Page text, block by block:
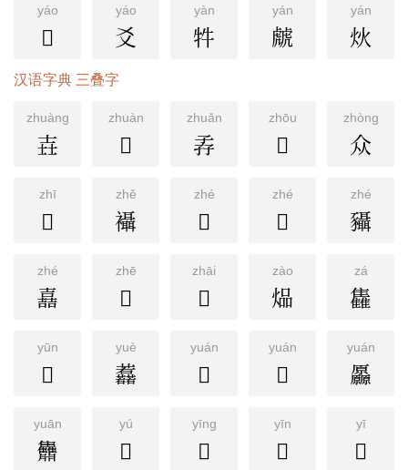
yáo
𠑐
yáo
爻
yàn
牪
yán
虤
yán
炏
汉语字典 三叠字
zhuàng
壵
zhuàn
𠊩
zhuǎn
孨
zhōu
𢏝
zhòng
众
zhī
𦏤
zhě
襵
zhé
𨐃
zhé
𥤋
zhé
䝕
zhé
嚞
zhē
𨰵
zhāi
𨅪
zào
煰
zá
雥
yūn
𩁴
yuè
䖃
yuán
𠫒
yuán
𠫐
yuán
厵
yuān
䨊
yú
𪺚
yīng
𧢛
yīn
𡈲
yī
𠁼